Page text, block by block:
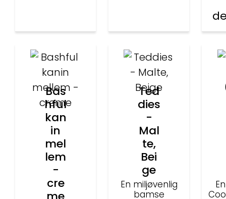
Bas
hful
kan
in
mel
lem
-
cre
Ted
dies
-
Mal
te,
Bei
ge
En miljøvenlig
bamse